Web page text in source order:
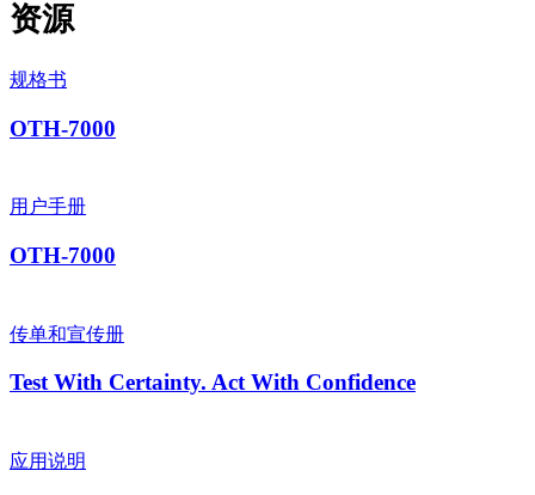
资源
规格书
OTH-7000
用户手册
OTH-7000
传单和宣传册
Test With Certainty. Act With Confidence
应用说明